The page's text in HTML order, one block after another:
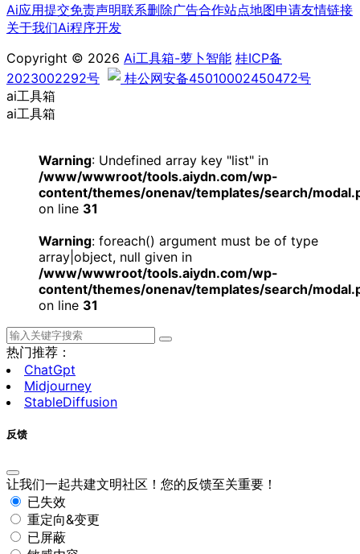
Ai应用提交免责声明联系删除广告合作站点地图申请友情链接
关于我们Ai程序开发
Copyright © 2026 Ai工具箱-萝卜智能 桂ICP备
2023002292号
桂公网安备45010002450472号
ai工具箱
ai工具箱
Warning: Undefined array key "list" in
/www/wwwroot/tools.aiydn.com/wp-
content/themes/onenav/templates/search/
on line 31
Warning: foreach() argument must be of type
array|object, null given in
/www/wwwroot/tools.aiydn.com/wp-
content/themes/onenav/templates/search/
on line 31
热门推荐：
ChatGpt
Midjourney
StableDiffusion
反馈
让我们一起共建文明社区！您的反馈至关重要！
已失效
重定向&变更
已屏蔽